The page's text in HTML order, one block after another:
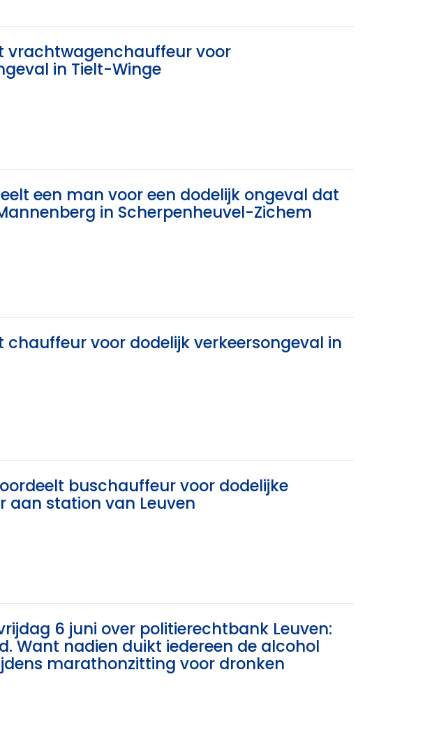
vrachtwagenchauffeur voor
in Tielt-Winge
een man voor een dodelijk ongeval dat
in Scherpenheuvel-Zichem
voor dodelijk verkeersongeval in
buschauffeur voor dodelijke
aan station van Leuven
6 juni over politierechtbank Leuven:
Want nadien duikt iedereen de alcohol
marathonzitting voor dronken